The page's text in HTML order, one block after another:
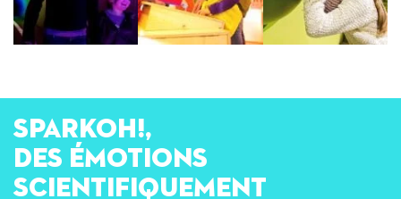
SPARKOH!,
des émotions
scientifiquement